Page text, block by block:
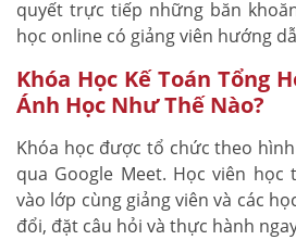
quyết trực tiếp những băn
học online có giảng viên hướng
Khóa Học Kế Toán Tổng
Ánh Học Như Thế Nào?
Khóa học được tổ chức theo
qua Google Meet. Học viên
vào lớp cùng giảng viên và các
đổi, đặt câu hỏi và thực hành